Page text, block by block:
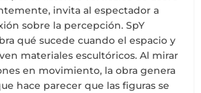
invita al espectador a
sobre la percepción. SpY
qué sucede cuando el espacio y
materiales escultóricos. Al mirar
en movimiento, la obra genera
hace parecer que las figuras se